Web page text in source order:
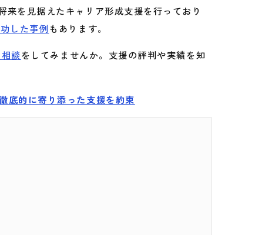
を見据えたキャリア形成支援を行っており
した事例もあります。
談をしてみませんか。支援の評判や実績を知
底的に寄り添った支援を約束